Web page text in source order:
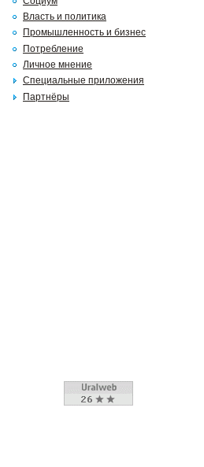
Власть и политика
Промышленность и бизнес
Потребление
Личное мнение
Специальные приложения
Партнёры